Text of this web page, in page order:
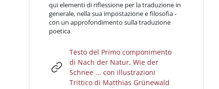
qui elementi di riflessione per la traduzione in
generale, nella sua impostazione e filosofia -
con un approfondimento sulla traduzione
poetica
Testo del Primo componimento
di Nach der Natur, Wie der
Schnee ... con illustrazioni
Trittico di Matthias Grünewald